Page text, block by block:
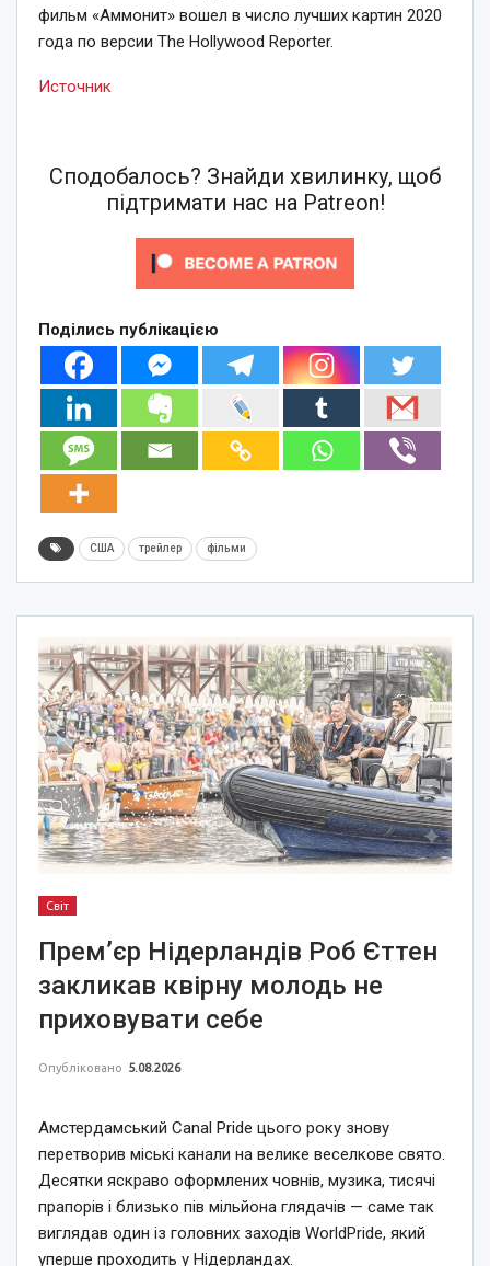
фильм «Аммонит» вошел в число лучших картин 2020
года по версии The Hollywood Reporter.
Источник
Сподобалось? Знайди хвилинку, щоб
підтримати нас на Patreon!
Поділись публікацією
США трейлер фільми
Світ
Прем’єр Нідерландів Роб Єттен
закликав квірну молодь не
приховувати себе
Опубліковано 5.08.2026
Амстердамський Canal Pride цього року знову
перетворив міські канали на велике веселкове свято.
Десятки яскраво оформлених човнів, музика, тисячі
прапорів і близько пів мільйона глядачів — саме так
виглядав один із головних заходів WorldPride, який
уперше проходить у Нідерландах.